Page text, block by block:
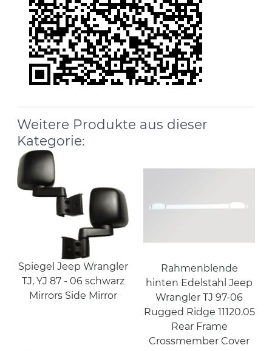
Weitere Produkte aus dieser
Kategorie:
Spiegel Jeep Wrangler
TJ, YJ 87 - 06 schwarz
Mirrors Side Mirror
Rahmenblende
hinten Edelstahl Jeep
Wrangler TJ 97-06
Rugged Ridge 11120.05
Rear Frame
Crossmember Cover